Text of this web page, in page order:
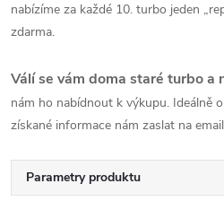
nabízíme za každé 10. turbo jeden
zdarma.
Válí se vám doma staré turbo a
nám ho nabídnout k výkupu. Ideálně
získané informace nám zaslat na
Parametry produktu